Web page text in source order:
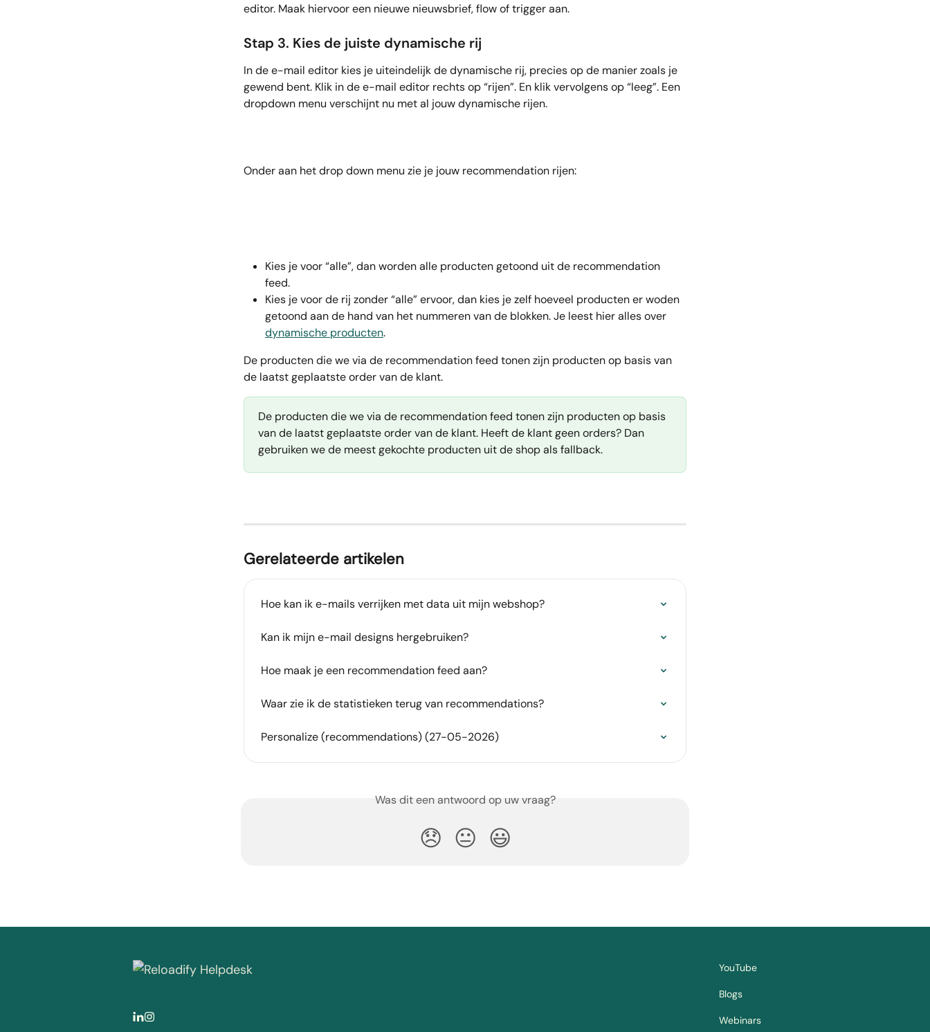
editor. Maak hiervoor een nieuwe nieuwsbrief, flow of trigger aan.
Stap 3. Kies de juiste dynamische rij
In de e-mail editor kies je uiteindelijk de dynamische rij, precies op de manier zoals je
gewend bent. Klik in de e-mail editor rechts op “rijen”. En klik vervolgens op “leeg”. Een
dropdown menu verschijnt nu met al jouw dynamische rijen.
Onder aan het drop down menu zie je jouw recommendation rijen:
Kies je voor “alle”, dan worden alle producten getoond uit de recommendation
feed.
Kies je voor de rij zonder “alle” ervoor, dan kies je zelf hoeveel producten er woden
getoond aan de hand van het nummeren van de blokken. Je leest hier alles over
dynamische producten.
De producten die we via de recommendation feed tonen zijn producten op basis van
de laatst geplaatste order van de klant.
De producten die we via de recommendation feed tonen zijn producten op basis
van de laatst geplaatste order van de klant. Heeft de klant geen orders? Dan
gebruiken we de meest gekochte producten uit de shop als fallback.
Gerelateerde artikelen
Hoe kan ik e-mails verrijken met data uit mijn webshop?
Kan ik mijn e-mail designs hergebruiken?
Hoe maak je een recommendation feed aan?
Waar zie ik de statistieken terug van recommendations?
Personalize (recommendations) (27-05-2026)
Was dit een antwoord op uw vraag?
😞 😐 😃
YouTube
Blogs
Webinars